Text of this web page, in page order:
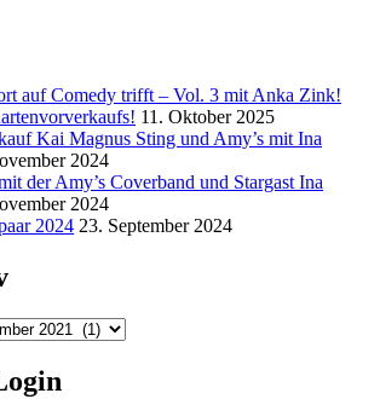
auf Comedy trifft – Vol. 3 mit Anka Zink!
11. Oktober 2025
Kai Magnus Sting und Amy’s mit Ina
2024
der Amy’s Coverband und Stargast Ina
2024
2024 23. September 2024